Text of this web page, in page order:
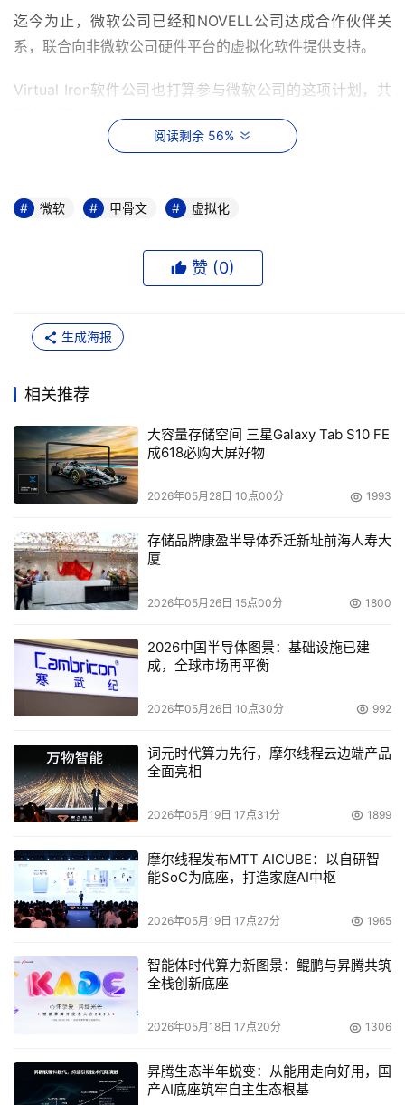
迄今为止，微软公司已经和NOVELL公司达成合作伙伴关
系，联合向非微软公司硬件平台的虚拟化软件提供支持。
Virtual Iron软件公司也打算参与微软公司的这项计划，共
同向使用Windows Server 2000，2003和2008操作系统
的用户提供支持。其它的生产厂商也对此表示了兴趣。
化领域争夺不休，但目前他们也打算参与微软公司的这项计
持进行了深入的探讨"Dan Chu写到。"我们目前的工作就是
确保用户能收到他们需要的支持。VMware的虚拟化环境对
"微软公司和VMware公司已经开始着手通过TSAnet支持平
台来处理客户支持的各项事宜，TSAnet机构和和两家公司
都有着直接关系，这项计划的发展将更深入的扩展到微软公
司的支持协议，帮助用户为他们的使用环境选择正确的虚拟
这项计划目前不会用于微软公司的应用软件诸如SQL服务
器，不过微软服务器博客上的信息透露这一切都存在改变的
甲骨文公司执行总裁在上周举行的OpenWorld大会上表示
他们的做法与微软公司不尽相同，他认为在非甲骨文虚拟化
平台上运行甲骨文应用软件会违反他们的企业支持协议。
VMware公司对甲骨文公司的支持协议发表了自己的看法，
VMware公司首席执行官拉里.艾利斯表示甲骨文公司自
2006年起就一直向他们的合作用户提供支持，VMware有
思杰系统公司的Artale强调说"这是个有趣的事实，微软公
司此次计划与其他厂商相比显得更加开放"。他还表示目前
公司还尚未与甲骨文公司谈及甲骨文的支持计划。不过他认
为这个协议对思杰的影响会比对VMware小得多。多数使用
思杰虚拟化XenServer的用户选择的是Windows Server操
作系统，而不是甲骨文应用软件运行的 Linux操作系统。
位于美国旧金山的Golden Gate 大学的IT运作经理卡尔表
阅读剩余 56%
微软 甲骨文 虚拟化
赞 (0)
生成海报
相关推荐
大容量存储空间 三星Galaxy Tab S10 FE
成618必购大屏好物
2026年05月28日 10点00分 1993
存储品牌康盈半导体乔迁新址前海人寿大
厦
2026年05月26日 15点00分 1800
2026中国半导体图景：基础设施已建
成，全球市场再平衡
2026年05月26日 10点30分 992
词元时代算力先行，摩尔线程云边端产品
全面亮相
2026年05月19日 17点31分 1899
摩尔线程发布MTT AICUBE：以自研智
能SoC为底座，打造家庭AI中枢
2026年05月19日 17点27分 1965
智能体时代算力新图景：鲲鹏与昇腾共筑
全栈创新底座
2026年05月18日 17点20分 1306
昇腾生态半年蜕变：从能用走向好用，国
产AI底座筑牢自主生态根基